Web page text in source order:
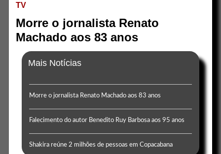
TV
Morre o jornalista Renato
Machado aos 83 anos
Mais Notícias
Morre o jornalista Renato Machado aos 83 anos
Falecimento do autor Benedito Ruy Barbosa aos 95 anos
Shakira reúne 2 milhões de pessoas em Copacabana